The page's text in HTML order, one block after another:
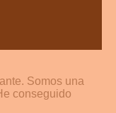
Somos una
conseguido